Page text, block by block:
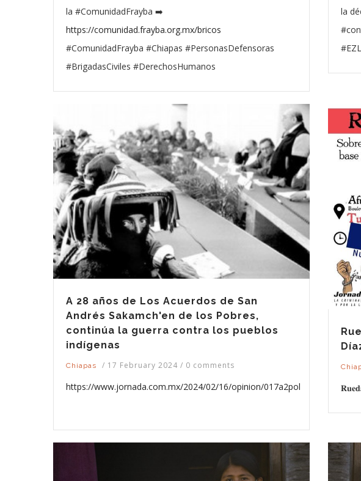
la #ComunidadFrayba ➡️
https://comunidad.frayba.org.mx/bricos
#ComunidadFrayba #Chiapas #PersonasDefensoras
#BrigadasCiviles #DerechosHumanos
la
A 28 años de Los Acuerdos de San
Andrés Sakamch'en de los Pobres,
continúa la guerra contra los pueblos
indígenas
Chiapas / 17 February 2024 / 0 comments
https://www.jornada.com.mx/2024/02/16/opinion/017a2pol